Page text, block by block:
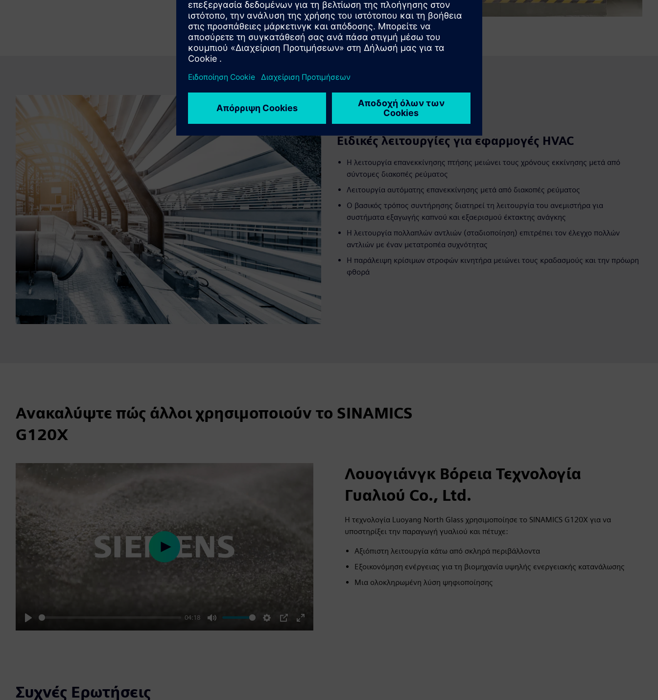
Ειδικές λειτουργίες για εφαρμογές HVAC
Η λειτουργία επανεκκίνησης πτήσης μειώνει τους χρόνους εκκίνησης μετά από
σύντομες διακοπές ρεύματος
Λειτουργία αυτόματης επανεκκίνησης μετά από διακοπές ρεύματος
Ο βασικός τρόπος συντήρησης διατηρεί τη λειτουργία του ανεμιστήρα για
συστήματα εξαγωγής καπνού και εξαερισμού έκτακτης ανάγκης
Η λειτουργία πολλαπλών αντλιών (σταδιοποίηση) επιτρέπει τον έλεγχο πολλών
αντλιών με έναν μετατροπέα συχνότητας
Η παράλειψη κρίσιμων στροφών κινητήρα μειώνει τους κραδασμούς και την πρόωρη
φθορά
Ανακαλύψτε πώς άλλοι χρησιμοποιούν το SINAMICS
G120X
Play
04:18
Mute Settings
PIP
Enter
Play
Λουογιάνγκ Βόρεια Τεχνολογία
Γυαλιού Co., Ltd.
Η τεχνολογία Luoyang North Glass χρησιμοποίησε το SINAMICS G120X για να
υποστηρίξει την παραγωγή γυαλιού και πέτυχε:
Αξιόπιστη λειτουργία κάτω από σκληρά περιβάλλοντα
Εξοικονόμηση ενέργειας για τη βιομηχανία υψηλής ενεργειακής κατανάλωσης
Μια ολοκληρωμένη λύση ψηφιοποίησης
Συχνές Ερωτήσεις